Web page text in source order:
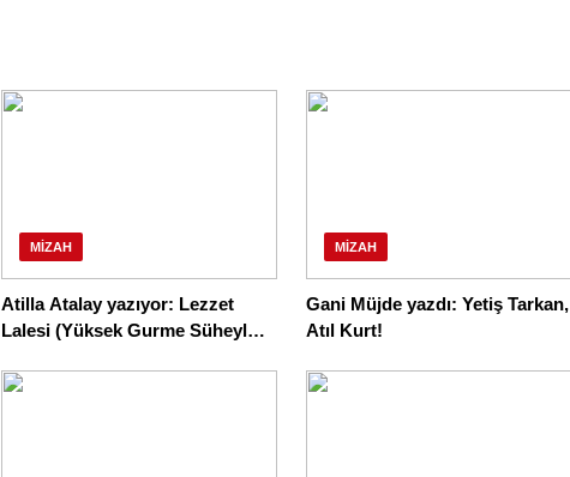
MIZAH
Atilla Atalay yazıyor: Lezzet
Lalesi (Yüksek Gurme Süheyl
MIZAH
Gani Müjde yazdı: Yetiş Tarkan,
Atıl Kurt!